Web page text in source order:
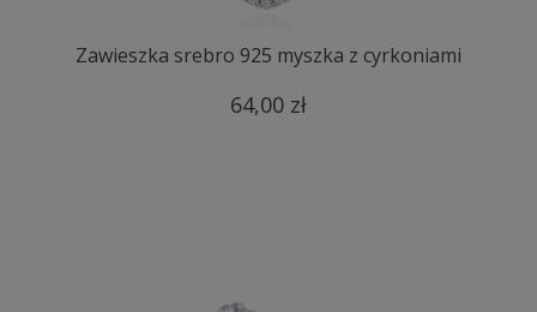
Zawieszka srebro 925 myszka z cyrkoniami
64,00 zł